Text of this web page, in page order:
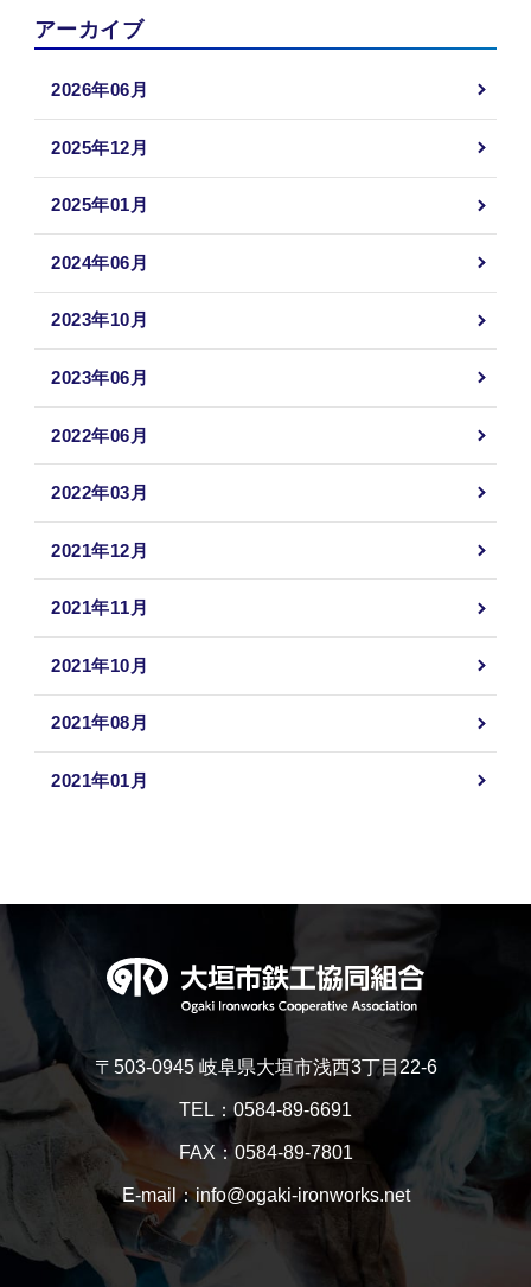
アーカイブ
2026年06月
2025年12月
2025年01月
2024年06月
2023年10月
2023年06月
2022年06月
2022年03月
2021年12月
2021年11月
2021年10月
2021年08月
2021年01月
〒503-0945 岐阜県大垣市浅西3丁目22-6
TEL：0584-89-6691
FAX：0584-89-7801
E-mail：info@ogaki-ironworks.net